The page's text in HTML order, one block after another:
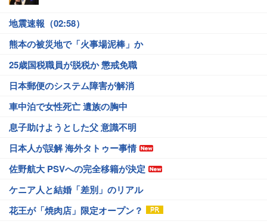
地震速報（02:58）
熊本の被災地で「火事場泥棒」か
25歳国税職員が脱税か 懲戒免職
日本郵便のシステム障害が解消
車中泊で女性死亡 遺族の胸中
息子助けようとした父 意識不明
日本人が誤解 海外タトゥー事情
佐野航大 PSVへの完全移籍が決定
ケニア人と結婚「差別」のリアル
花王が「焼肉店」限定オープン？